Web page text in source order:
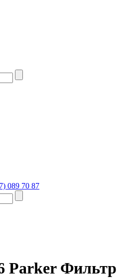
089 70 87
Parker Фильтр